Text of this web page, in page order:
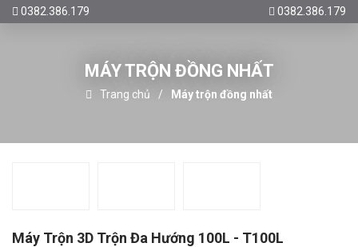
0382.386.179 0382.386.179
MÁY TRỘN ĐỒNG NHẤT
Trang chủ Máy trộn đồng nhất
Máy Trộn 3D Trộn Đa Hướng 100L - T100L